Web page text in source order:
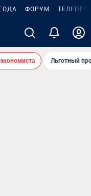
ФОРУМ
Льготный